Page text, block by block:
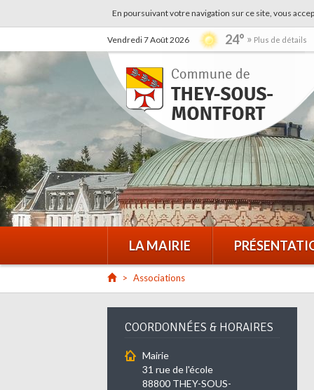
En poursuivant votre navigation sur ce site, vous
Vendredi 7 Août 2026 24° Plus de détails
LA MAIRIE
Associations
COORDONNÉES & HORAIRES
Mairie
31 rue de l'école
88800 THEY-SOUS-